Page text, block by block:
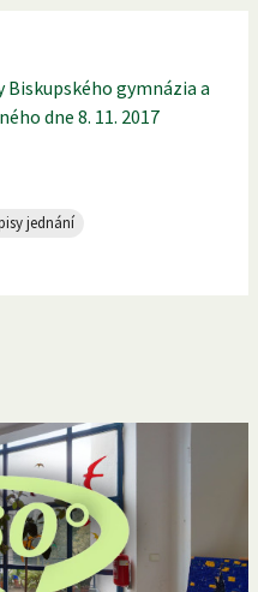
Biskupského gymnázia a
dne 8. 11. 2017
jednání